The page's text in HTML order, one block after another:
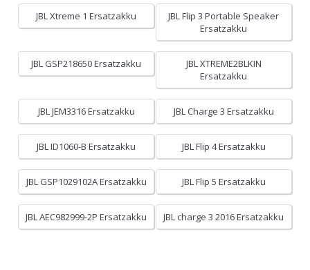
JBL Xtreme 1 Ersatzakku
JBL Flip 3 Portable Speaker
Ersatzakku
JBL GSP218650 Ersatzakku
JBL XTREME2BLKIN
Ersatzakku
JBL JEM3316 Ersatzakku JBL Charge 3 Ersatzakku
JBL ID1060-B Ersatzakku JBL Flip 4 Ersatzakku
JBL GSP1029102A Ersatzakku JBL Flip 5 Ersatzakku
JBL AEC982999-2P Ersatzakku JBL charge 3 2016 Ersatzakku